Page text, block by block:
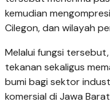
kemudian
Cilegon, dan wilayah
Melalui fungsi
tekanan sekaligus
bumi bagi sektor
komersial di Jawa